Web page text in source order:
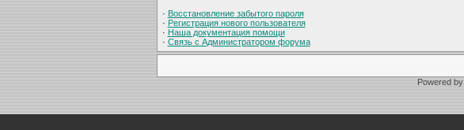
· Восстановление забытого пароля
· Регистрация нового пользователя
· Наша документация помощи
· Связь с Администратором форума
Powered by